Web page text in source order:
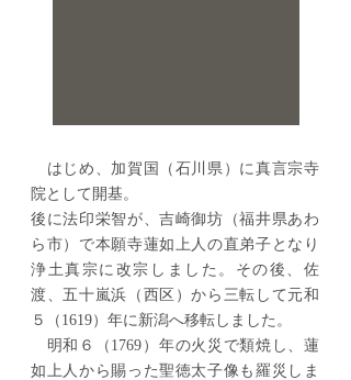
はじめ、加賀国（石川県）に真言宗寺
院として開基。
後に法印栄智が、吉崎御坊（福井県あわ
ら市）で本願寺蓮如上人の直弟子となり
浄土真宗に改宗しました。その後、佐
渡、五十嵐浜（西区）から三転して元和
５（1619）年に新潟へ移転しました。
明和６（1769）年の火災で類焼し、蓮
如上人から賜った聖徳太子像も羅災しま